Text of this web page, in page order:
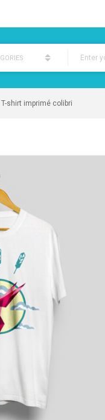
T-shirt imprimé colibri